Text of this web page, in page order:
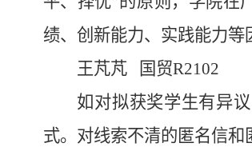
绩、 创新能力、实践能力等
王芃芃
国贸R2102
如对拟获奖学生有异
式。 对线索不清的匿名信和